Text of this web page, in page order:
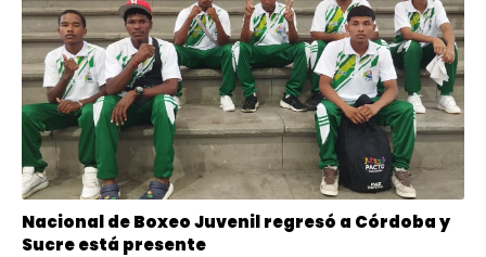
Nacional de Boxeo Juvenil regresó a Córdoba y
Sucre está presente